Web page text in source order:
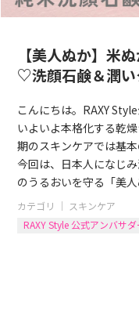
【美人ぬか】米
♡洗顔石鹸＆潤い
こんにちは。RAXY
いよいよ本格化する乾
期のスキンケアでは基
今回は、日本人になじ
のうるおいを守る「美
カテゴリ ｜ スキンケア
RAXY Style 公式アンバサダ